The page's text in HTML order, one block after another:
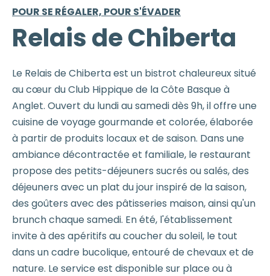
POUR SE RÉGALER, POUR S'ÉVADER
Relais de Chiberta
Le Relais de Chiberta est un bistrot chaleureux situé
au cœur du Club Hippique de la Côte Basque à
Anglet. Ouvert du lundi au samedi dès 9h, il offre une
cuisine de voyage gourmande et colorée, élaborée
à partir de produits locaux et de saison. Dans une
ambiance décontractée et familiale, le restaurant
propose des petits-déjeuners sucrés ou salés, des
déjeuners avec un plat du jour inspiré de la saison,
des goûters avec des pâtisseries maison, ainsi qu'un
brunch chaque samedi. En été, l'établissement
invite à des apéritifs au coucher du soleil, le tout
dans un cadre bucolique, entouré de chevaux et de
nature. Le service est disponible sur place ou à